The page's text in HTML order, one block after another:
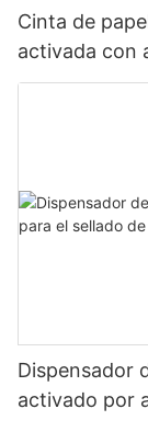
Cinta de
activada con
cartón
Dispensador
activado por